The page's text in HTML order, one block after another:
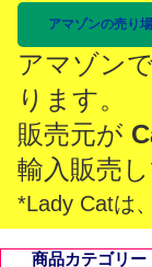
アマゾンの売り
アマゾン
ります。
販売元が
輸入販売
*Lady Catは
商品カテゴリー